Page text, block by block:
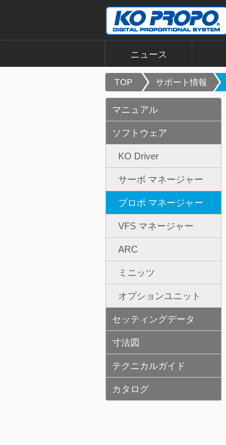
ニュース
TOP サポート情報
マニュアル
ソフトウェア
KO Driver
サーボ マネージャー
プロポ マネージャー
VFS マネージャー
ARC
ミニッツ
オプションユニット
セッティングデータ
寸法図
テクニカルガイド
カタログ